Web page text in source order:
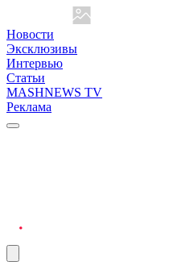
Новости
Эксклюзивы
Интервью
Статьи
MASHNEWS TV
Реклама